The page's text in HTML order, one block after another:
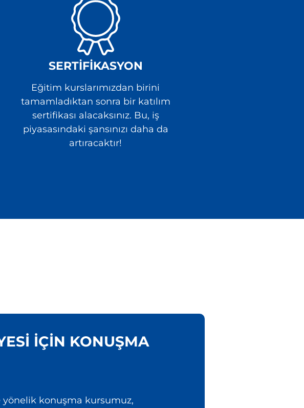
SERTIFIKASYON
Eğitim kurslarımızdan birini
tamamladıktan sonra bir katılım
sertifikası alacaksınız. Bu, iş
piyasasındaki şansınızı daha da
artıracaktır!
IÇIN KONUŞMA
yönelik konuşma kursumuz,